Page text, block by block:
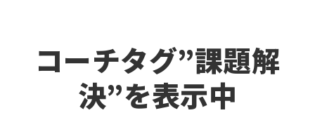
コーチタグ”課題解
決”を表示中